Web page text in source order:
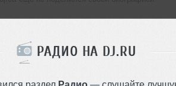
РАДИО НА DJ.RU
раздел Радио — слушайте